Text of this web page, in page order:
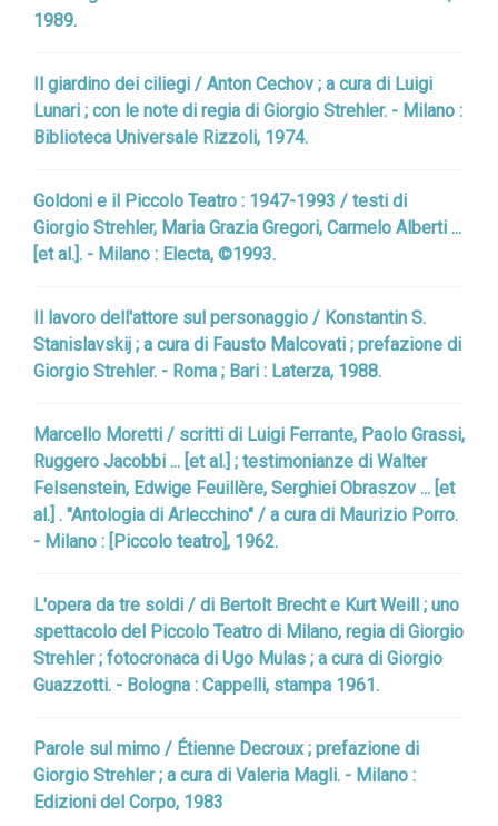
1989.
Il giardino dei ciliegi / Anton Cechov ; a cura di Luigi
Lunari ; con le note di regia di Giorgio Strehler. - Milano :
Biblioteca Universale Rizzoli, 1974.
Goldoni e il Piccolo Teatro : 1947-1993 / testi di
Giorgio Strehler, Maria Grazia Gregori, Carmelo Alberti ...
[et al.]. - Milano : Electa, ©1993.
Il lavoro dell'attore sul personaggio / Konstantin S.
Stanislavskij ; a cura di Fausto Malcovati ; prefazione di
Giorgio Strehler. - Roma ; Bari : Laterza, 1988.
Marcello Moretti / scritti di Luigi Ferrante, Paolo Grassi,
Ruggero Jacobbi ... [et al.] ; testimonianze di Walter
Felsenstein, Edwige Feuillère, Serghiei Obraszov ... [et
al.] . "Antologia di Arlecchino" / a cura di Maurizio Porro.
- Milano : [Piccolo teatro], 1962.
L'opera da tre soldi / di Bertolt Brecht e Kurt Weill ; uno
spettacolo del Piccolo Teatro di Milano, regia di Giorgio
Strehler ; fotocronaca di Ugo Mulas ; a cura di Giorgio
Guazzotti. - Bologna : Cappelli, stampa 1961.
Parole sul mimo / Étienne Decroux ; prefazione di
Giorgio Strehler ; a cura di Valeria Magli. - Milano :
Edizioni del Corpo, 1983